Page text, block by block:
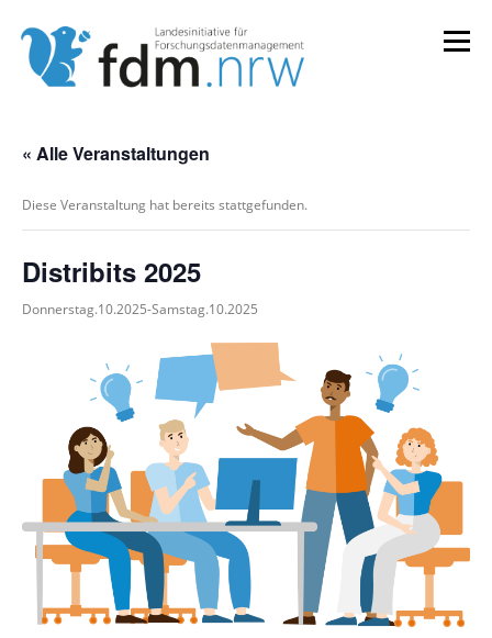
Inhalt
springen
Menü
KOMPETENZEN & VERANSTALTUNGEN
« Alle Veranstaltungen
Diese Veranstaltung hat bereits stattgefunden.
Distribits 2025
Donnerstag.10.2025-Samstag.10.2025